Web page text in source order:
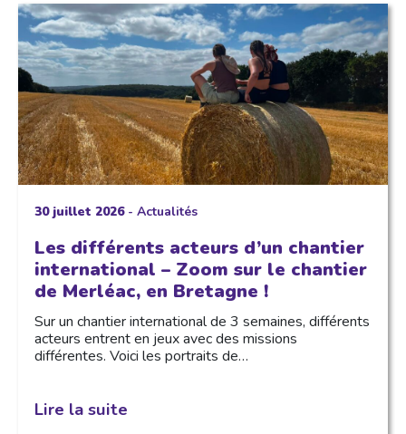
30 juillet 2026- Actualités
Les différents acteurs d’un chantier
international – Zoom sur le chantier
de Merléac, en Bretagne !
Sur un chantier international de 3 semaines, différents
acteurs entrent en jeux avec des missions
différentes. Voici les portraits de…
Lire la suite